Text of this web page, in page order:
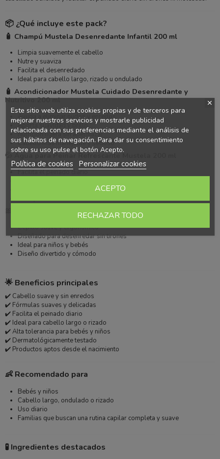
📦 ¿Qué incluye este pack?
🧴 Champú Mustela Desenredante Infantil 200 ml
Limpia suavemente el cabello
Nutre y suaviza
Facilita el desenredado
Ideal para cabello largo, rizado u ondulado
🧴 Acondicionador Mustela Cuidado Desenredante y
Nutritivo 200 ml
Ayuda a eliminar nudos y enredos
Aporta suavidad y brillo
Nutrición ligera sin apelmazar
Cabello más manejable y sedoso
💦 Agua para Peinar Refrescante Mustela 200 ml
Facilita el peinado diario
Ideal para usar entre lavados
🎀 Cepillo Desenredante Hello Kitty
Cepillo suave y ergonómico
Diseñado para desenredar sin tirones
Ideal para niños y bebés
Diseño divertido y cómodo
🌟 Beneficios principales
✔️ Cabello suave y sin enredos
✔️ Fórmulas suaves y delicadas
✔️ Facilita el peinado diario
✔️ Ideal para cabello largo o rizado
✔️ Alta tolerancia para bebés y niños
✔️ Dermatológicamente testado
✔️ Productos aptos desde el nacimiento
👶 Recomendado para
Bebés y niños
Cabello largo, ondulado o rizado
Uso diario
Familias que buscan una rutina capilar completa y suave
🧪 Ingredientes destacados
Este sitio web utiliza cookies propias y de terceros para
mejorar nuestros servicios y mostrarle publicidad
relacionada con sus preferencias mediante el análisis de
sus hábitos de navegación. Para dar su consentimiento
sobre su uso pulse el botón Acepto.
Política de cookies Personalizar cookies
RECHAZAR TODO
ACEPTO